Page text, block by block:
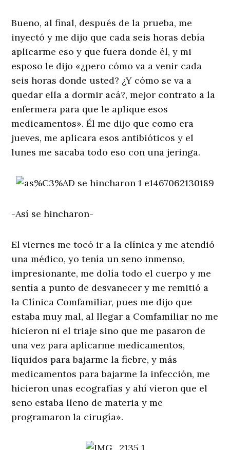
Bueno, al final, después de la prueba, me
inyectó y me dijo que cada seis horas debía
aplicarme eso y que fuera donde él, y mi
esposo le dijo «¿pero cómo va a venir cada
seis horas donde usted? ¿Y cómo se va a
quedar ella a dormir acá?, mejor contrato a la
enfermera para que le aplique esos
medicamentos». Él me dijo que como era
jueves, me aplicara esos antibióticos y el
lunes me sacaba todo eso con una jeringa.
-Así se hincharon-
El viernes me tocó ir a la clínica y me atendió
una médico, yo tenía un seno inmenso,
impresionante, me dolía todo el cuerpo y me
sentía a punto de desvanecer y me remitió a
la Clínica Comfamiliar, pues me dijo que
estaba muy mal, al llegar a Comfamiliar no me
hicieron ni el triaje sino que me pasaron de
una vez para aplicarme medicamentos,
líquidos para bajarme la fiebre, y más
medicamentos para bajarme la infección, me
hicieron unas ecografías y ahí vieron que el
seno estaba lleno de materia y me
programaron la cirugía».